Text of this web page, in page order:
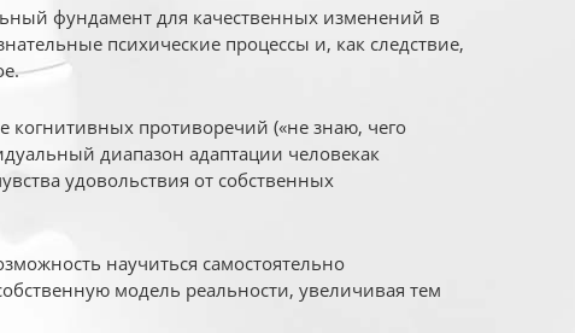
фундамент для качественных изменений в
психические процессы и, как следствие,
когнитивных противоречий («не знаю, чего
диапазон адаптации человекак
удовольствия от собственных
научиться самостоятельно
модель реальности, увеличивая тем